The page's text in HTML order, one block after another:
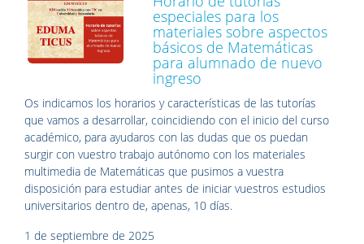
especiales para los
materiales sobre aspectos
básicos de Matemáticas
para alumnado de nuevo
ingreso
Os indicamos los horarios y características de las tutorías
que vamos a desarrollar, coincidiendo con el inicio del curso
académico, para ayudaros con las dudas que os puedan
surgir con vuestro trabajo autónomo con los materiales
multimedia de Matemáticas que pusimos a vuestra
disposición para estudiar antes de iniciar vuestros estudios
universitarios dentro de, apenas, 10 días.
1 de septiembre de 2025